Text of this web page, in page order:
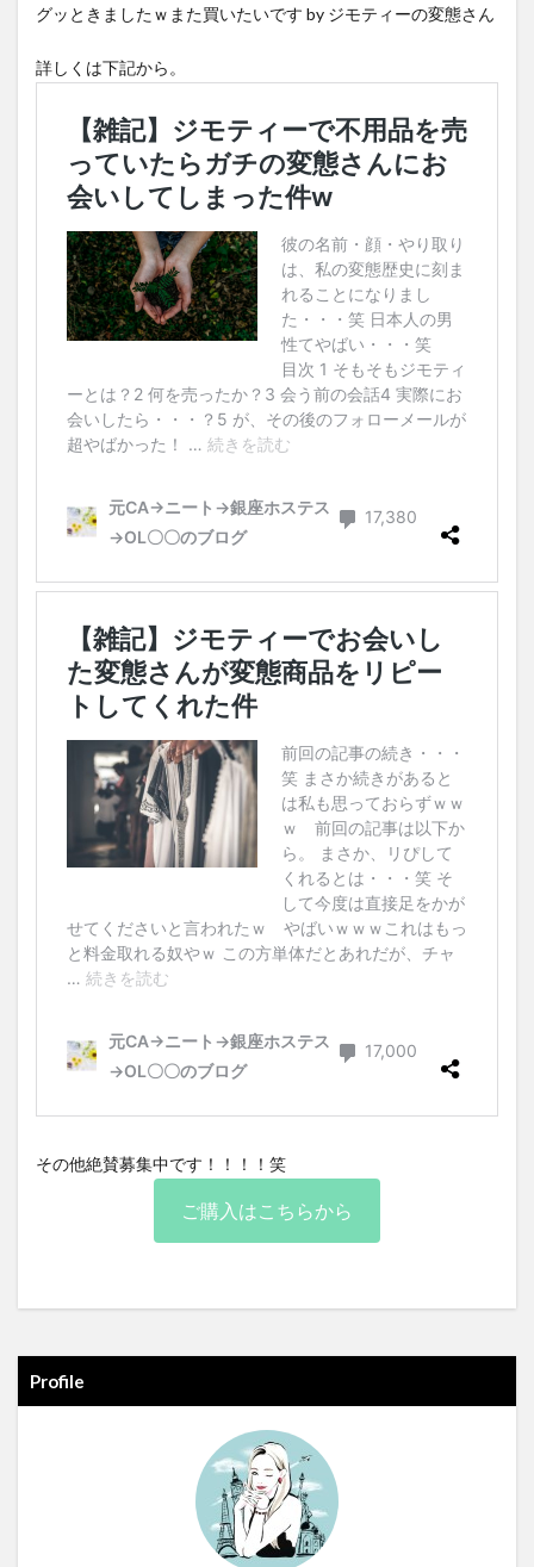
グッときましたｗまた買いたいです by ジモティーの変態さん
詳しくは下記から。
その他絶賛募集中です！！！！笑
ご購入はこちらから
Profile